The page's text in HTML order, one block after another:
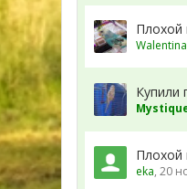
Плохой
Walentina
Купили
Плохой
eka,20